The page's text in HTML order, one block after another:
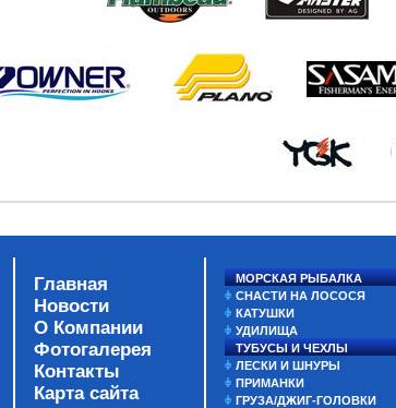
Главная
Новости
О Компании
Фотогалерея
Контакты
Карта сайта
МОРСКАЯ РЫБАЛКА
СНАСТИ НА ЛОСОСЯ
КАТУШКИ
УДИЛИЩА
ТУБУСЫ И ЧЕХЛЫ
ЛЕСКИ И ШНУРЫ
ПРИМАНКИ
ГРУЗА/ДЖИГ-ГОЛОВКИ